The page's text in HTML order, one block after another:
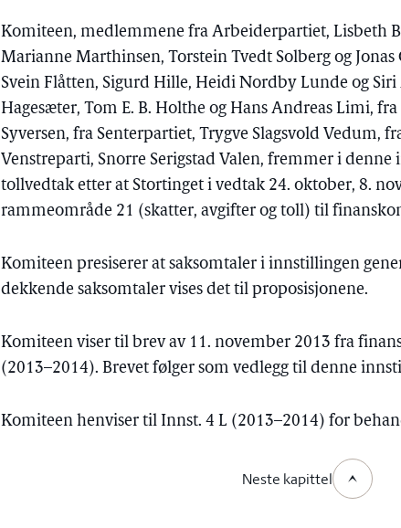
Komiteen, medlemmene fra Arbeiderpartiet, Lisbeth
Marianne Marthinsen, Torstein Tvedt Solberg og
Svein Flåtten, Sigurd Hille, Heidi Nordby Lunde og
Hagesæter, Tom E. B. Holthe og Hans Andreas Limi,
Syversen, fra Senterpartiet, Trygve Slagsvold Vedum,
Venstreparti, Snorre Serigstad Valen, fremmer i
tollvedtak etter at Stortinget i vedtak 24. oktober, 8.
rammeområde 21 (skatter, avgifter og toll) til
Komiteen presiserer at saksomtaler i innstillingen
dekkende saksomtaler vises det til proposisjonene.
Komiteen viser til brev av 11. november 2013 fra
(2013–2014). Brevet følger som vedlegg til denne
Komiteen henviser til Innst. 4 L (2013–2014) for
Neste kapittel